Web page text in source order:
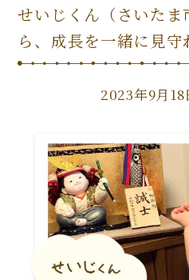
せいじくん（さいた
ら、成長を一緒に見
2023年9月18